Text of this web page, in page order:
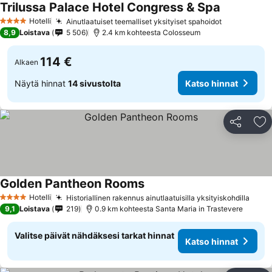
4 Tähtiluokitus
Hotelli Ainutlaatuiset teemalliset yksityiset spahoidotKatso
Trilussa Palace Hotel Congress & Spa
8,9 Loistava 5 506 2.4 km kohteesta Colosseum
Alkaen 114 €
Näytä hinnat 14 sivustolta Katso hinnat
Jaa
4 Tähtiluokitus
Hotelli Historiallinen rakennus ainutlaatuisilla yksityiskohdilla
Golden Pantheon RoomsKatso hinnat
9,1 Loistava 219 0.9 km kohteesta Santa Maria in Trastevere
Valitse päivät nähdäksesi tarkat hinnat
Katso hinnat